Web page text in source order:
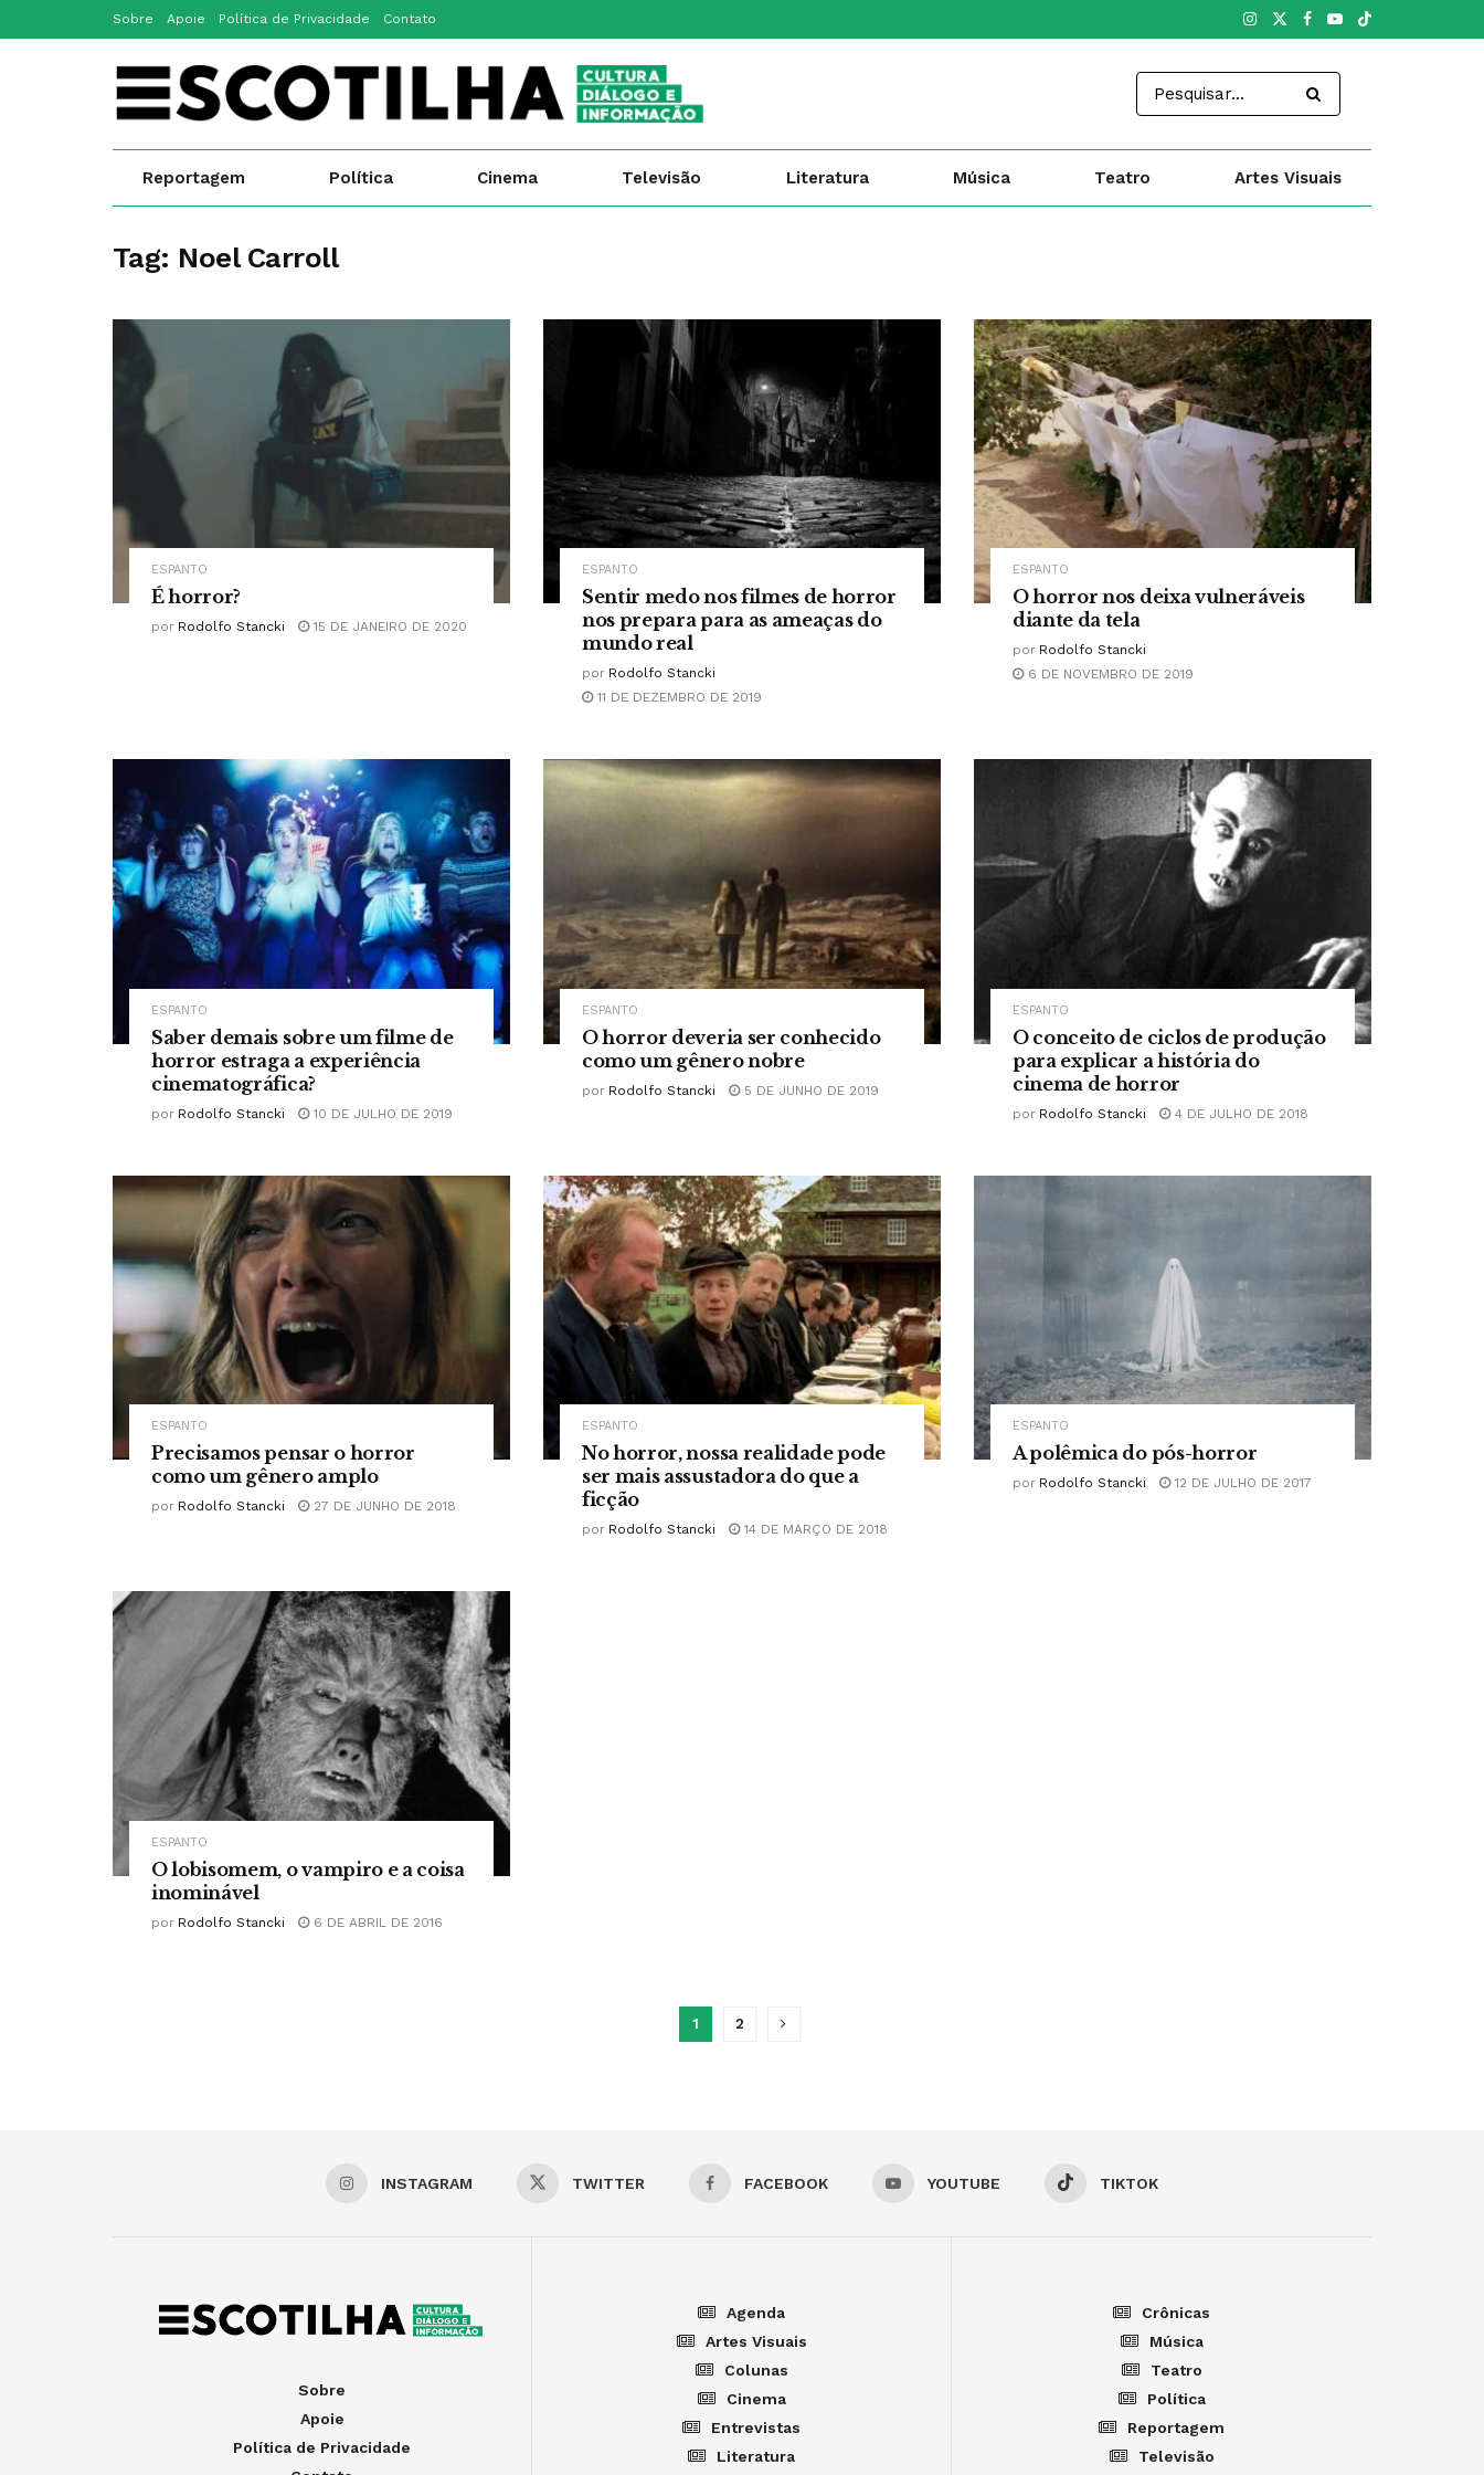
Sobre Apoie Política de Privacidade Contato
Reportagem Política Cinema Televisão Literatura Música Teatro Artes Visuais
Tag: Noel Carroll
ESPANTO
É horror?
por Rodolfo Stancki 15 DE JANEIRO DE 2020
ESPANTO
Sentir medo nos filmes de horror
nos prepara para as ameaças do
mundo real
por Rodolfo Stancki
11 DE DEZEMBRO DE 2019
ESPANTO
O horror nos deixa vulneráveis
diante da tela
por Rodolfo Stancki
6 DE NOVEMBRO DE 2019
ESPANTO
Saber demais sobre um filme de
horror estraga a experiência
cinematográfica?
por Rodolfo Stancki 10 DE JULHO DE 2019
ESPANTO
O horror deveria ser conhecido
como um gênero nobre
por Rodolfo Stancki 5 DE JUNHO DE 2019
ESPANTO
O conceito de ciclos de produção
para explicar a história do
cinema de horror
por Rodolfo Stancki 4 DE JULHO DE 2018
ESPANTO
Precisamos pensar o horror
como um gênero amplo
por Rodolfo Stancki 27 DE JUNHO DE 2018
ESPANTO
No horror, nossa realidade pode
ser mais assustadora do que a
ficção
por Rodolfo Stancki 14 DE MARÇO DE 2018
ESPANTO
A polêmica do pós-horror
por Rodolfo Stancki 12 DE JULHO DE 2017
ESPANTO
O lobisomem, o vampiro e a coisa
inominável
por Rodolfo Stancki 6 DE ABRIL DE 2016
1 2
INSTAGRAM TWITTER FACEBOOK YOUTUBE TIKTOK
Sobre
Apoie
Política de Privacidade
Agenda
Artes Visuais
Colunas
Cinema
Entrevistas
Literatura
Crônicas
Música
Teatro
Política
Reportagem
Televisão